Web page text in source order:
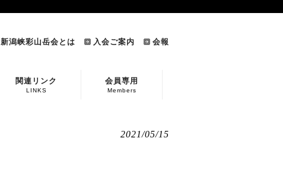
新潟峡彩山岳会とは 入会ご案内 会報
関連リンク
LINKS
会員専用
Members
2021/05/15